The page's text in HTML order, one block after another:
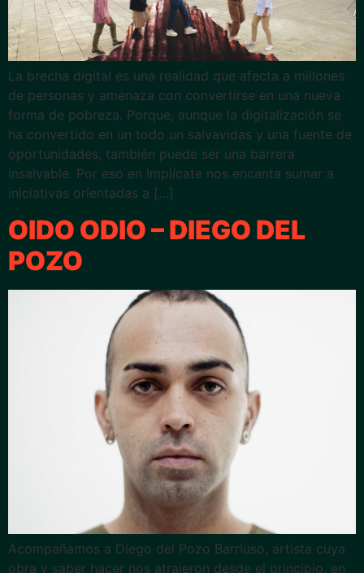
La brecha digital es una realidad que afecta a millones
de personas y amenaza con convertirse en una nueva
forma de pobreza. Porque, aunque la digitalización se
ha convertido en un todo un salvavidas y una fuente de
oportunidades, también puede ser una barrera
insalvable. Por eso en Implícate nos encanta sumar a
iniciativas orientadas a […]
OIDO ODIO – DIEGO DEL
POZO
Acompañamos a Diego del Pozo Barriuso, artista cuya
obra y saber hacer nos atrajeron desde el principio, en